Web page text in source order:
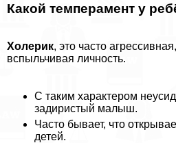
Какой темперамент у
Холерик, это часто
вспыльчивая личность.
С таким хаpaктером
задиристый малыш.
Часто бывает, что
детей.